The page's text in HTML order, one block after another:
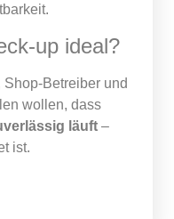
up ideal?
Betreiber und
wollen, dass
läuft–
ist.